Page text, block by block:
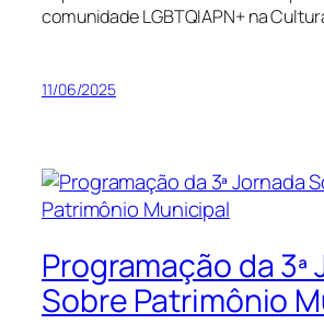
comunidade LGBTQIAPN+ na
11/06/2025
Programação da 3ª
Sobre Patrimônio